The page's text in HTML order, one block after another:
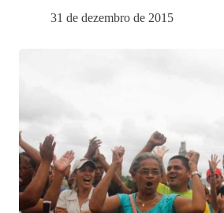
31 de dezembro de 2015